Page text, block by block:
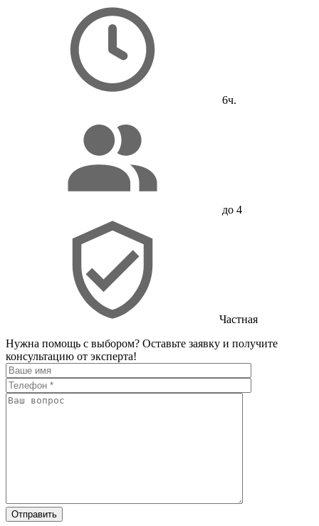
6ч.
до 4
Частная
Нужна помощь с выбором? Оставьте заявку и получите
консультацию от эксперта!